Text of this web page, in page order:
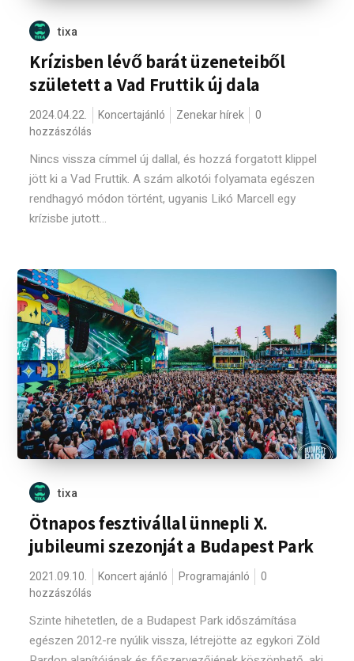
tixa
Krízisben lévő barát üzeneteiből
született a Vad Fruttik új dala
2024.04.22. Koncertajánló Zenekar hírek
0
hozzászólás
Nincs vissza címmel új dallal, és hozzá forgatott klippel
jött ki a Vad Fruttik. A szám alkotói folyamata egészen
rendhagyó módon történt, ugyanis Likó Marcell egy
krízisbe jutott...
tixa
Ötnapos fesztivállal ünnepli X.
jubileumi szezonját a Budapest Park
2021.09.10. Koncert ajánló Programajánló
0
hozzászólás
Szinte hihetetlen, de a Budapest Park időszámítása
egészen 2012-re nyúlik vissza, létrejötte az egykori Zöld